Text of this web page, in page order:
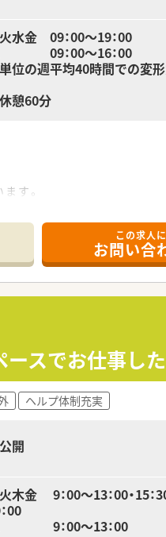
水金 09：00～19：00
09：00～16：00
位の週平均40時間での変
憩60分
す。
有効活用し対人業務を充実
種と連携した出店をしてお
薬を受け取れると便利…」
まります。
幅広い勉強ができるのも特
を整えている調剤薬局が多
向上させることが可能です
成などを通して、地域の
躍し会社を引っ張っていま
方にはチャンスが与えられ
スタッフが多く、1人1人の
この求人に
お問い合
スでお仕事し
ヘルプ体制充実
開
木金 9：00～13：00・15：
00
9：00～13：00